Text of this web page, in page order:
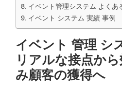
イベント管理システム よくあ
イベント システム 実績 事例
イベント 管理 シ
リアルな接点か
み顧客の獲得へ